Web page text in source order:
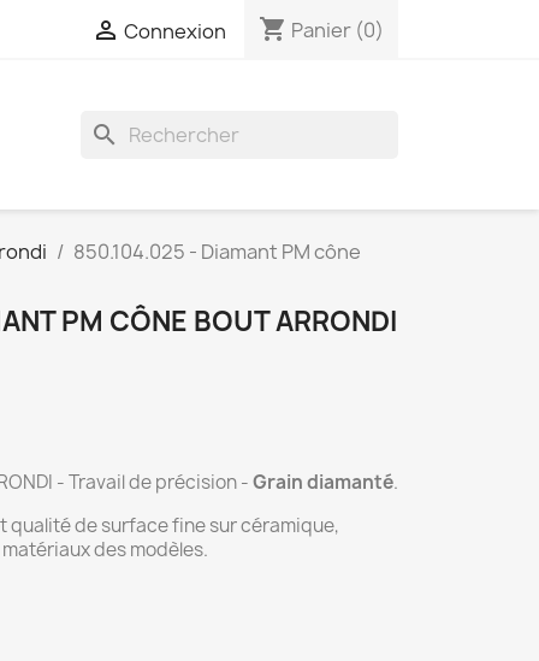
 Connexion shopping_cart Panier (0)
search
850.104.025 - Diamant PM cône
PM CÔNE BOUT ARRONDI
- Travail de précision -Grain diamanté.
qualité de surface fine sur céramique,
des modèles.